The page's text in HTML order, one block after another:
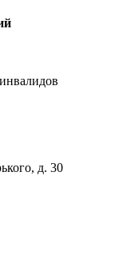
д. 30